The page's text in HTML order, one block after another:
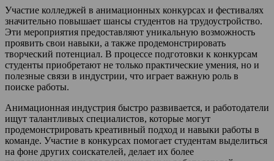
Участие колледжей в анимационных конкурсах и фестивалях
значительно повышает шансы студентов на трудоустройство.
Эти мероприятия предоставляют уникальную возможность
проявить свои навыки, а также продемонстрировать
творческий потенциал. В процессе подготовки к конкурсам
студенты приобретают не только практические умения, но и
полезные связи в индустрии, что играет важную роль в
поиске работы.
Анимационная индустрия быстро развивается, и работодатели
ищут талантливых специалистов, которые могут
продемонстрировать креативный подход и навыки работы в
команде. Участие в конкурсах помогает студентам выделиться
на фоне других соискателей, делает их более